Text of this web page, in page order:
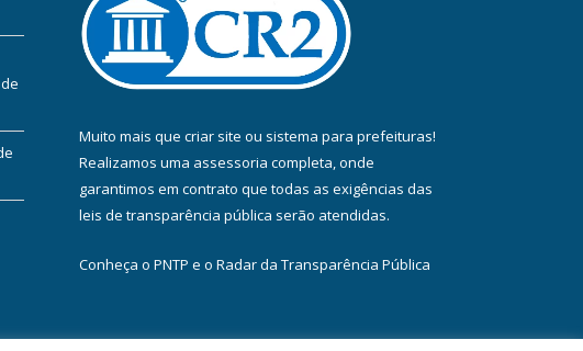
Muito mais que criar site ou sistema para prefeituras!
Realizamos uma assessoria completa, onde
garantimos em contrato que todas as exigências das
leis de transparência pública serão atendidas.
Conheça o PNTP e o Radar da Transparência Pública